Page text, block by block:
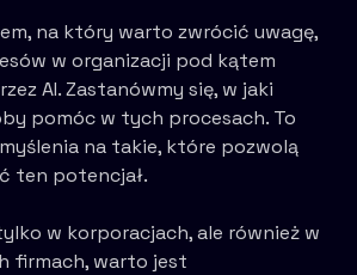
na który warto zwrócić uwagę,
w organizacji pod kątem
AI. Zastanówmy się, w jaki
pomóc w tych procesach. To
na takie, które pozwolą
ten potencjał.
w korporacjach, ale również w
firmach, warto jest